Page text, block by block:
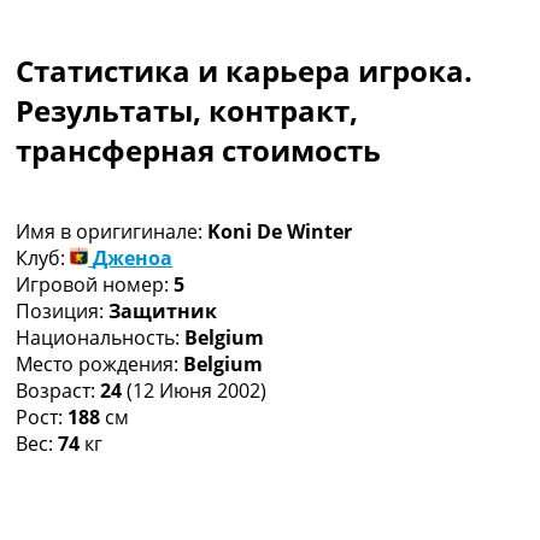
Чемпионат Мира
Украина. Премьер-Лига
Украина. Первая Лига
Лига Чемпионов
Другие Турниры >>>
Таблицы
Таблицы групп Чемпионата Мира
Украина. Премьер-Лига
Украина. Первая Лига
Лига Чемпионов. Таблицы групп
Англия. Премьер-Лига
Испания. Ла Лига
Статистика и карьера игрока.
Результаты, контракт,
трансферная стоимость
Имя в оригигинале: Koni De Winter
Клуб:
Дженоа
Игровой номер: 5
Позиция: Защитник
Национальность: Belgium
Место рождения: Belgium
Возраст: 24(12 Июня 2002)
Рост: 188 см
Вес: 74 кг